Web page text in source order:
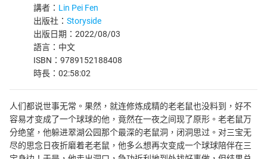
講者： Lin Pei Fen
出版社： Storyside
出版日期：2022/08/03
語言：中文
ISBN：9789152188408
時長：02:58:02
人们都说世事无常。果然，就连修炼成精的老老鼠也没料到，好不
容易才变成了一个球球的他，竟然在一夜之间现了原形。老老鼠万
分绝望，他躲进翠湖公园那个最深的老鼠洞，闭洞思过。对三宝无
尽的思念日夜折磨着老老鼠，他多么想再次变成一个球球陪伴在三